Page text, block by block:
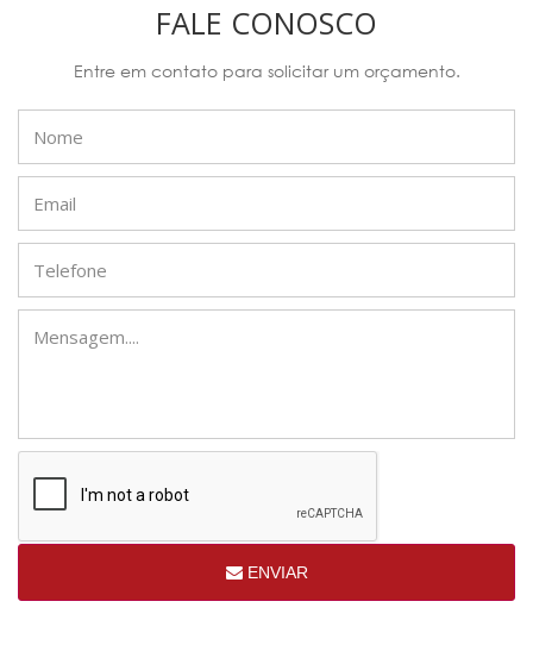
FALE CONOSCO
Entre em contato para solicitar um orçamento.
ENVIAR